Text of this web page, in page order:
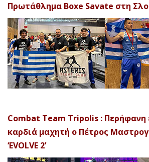
Πρωτάθλημα Boxe Savate στη
Combat Team Tripolis : Περήφανη
καρδιά μαχητή ο Πέτρος
‘EVOLVE 2’